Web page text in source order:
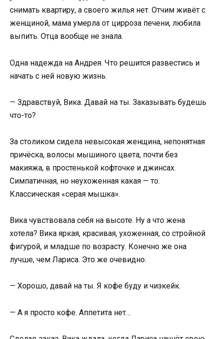
снимать квартиру, а своего жилья нет. Отчим живёт с
женщиной, мама умерла от цирроза печени, любила
выпить. Отца вообще не знала.
Одна надежда на Андрея. Что решится развестись и
начать с ней новую жизнь.
— Здравствуй, Вика. Давай на ты. Заказывать будешь
что-то?
За столиком сидела невысокая женщина, непонятная
причёска, волосы мышиного цвета, почти без
макияжа, в простенькой кофточке и джинсах.
Симпатичная, но неухоженная какая — то.
Классическая «серая мышка».
Вика чувствовала себя на высоте. Ну а что жена
хотела? Вика яркая, красивая, ухоженная, со стройной
фигурой, и младше по возрасту. Конечно же она
лучше, чем Лариса. Это же очевидно.
— Хорошо, давай на ты. Я кофе буду и чизкейк.
— А я просто кофе. Аппетита нет…